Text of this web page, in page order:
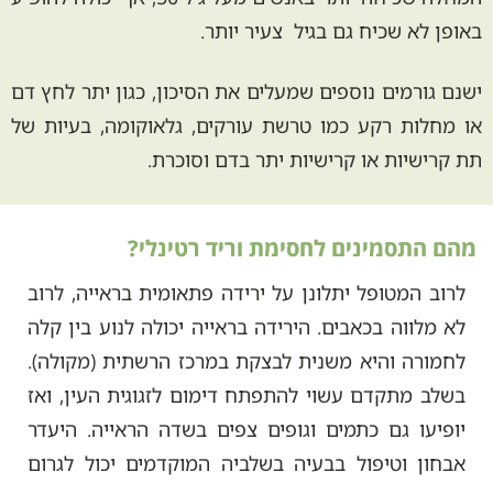
באופן לא שכיח גם בגיל צעיר יותר.
ישנם גורמים נוספים שמעלים את הסיכון, כגון יתר לחץ דם
או מחלות רקע כמו טרשת עורקים, גלאוקומה, בעיות של
תת קרישיות או קרישיות יתר בדם וסוכרת.
מהם התסמינים לחסימת וריד רטינלי?
לרוב המטופל יתלונן על ירידה פתאומית בראייה, לרוב
לא מלווה בכאבים. הירידה בראייה יכולה לנוע בין קלה
לחמורה והיא משנית לבצקת במרכז הרשתית (מקולה).
בשלב מתקדם עשוי להתפתח דימום לזגוגית העין, ואז
יופיעו גם כתמים וגופים צפים בשדה הראייה. היעדר
אבחון וטיפול בבעיה בשלביה המוקדמים יכול לגרום